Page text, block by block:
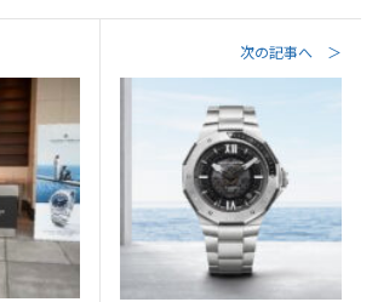
次の記事へ ＞